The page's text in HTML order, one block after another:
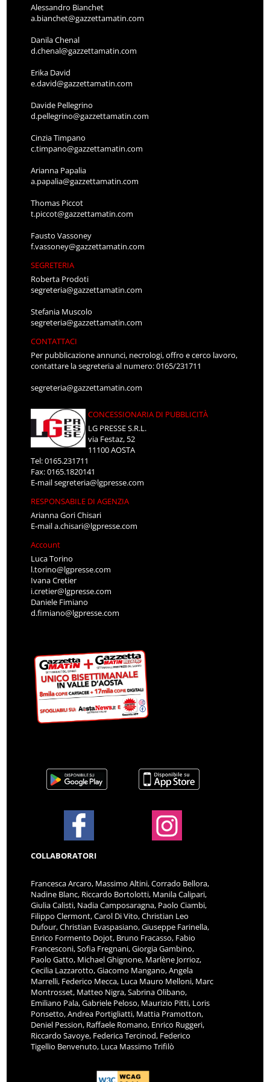
Alessandro Bianchet
a.bianchet@gazzettamatin.com
Danila Chenal
d.chenal@gazzettamatin.com
Erika David
e.david@gazzettamatin.com
Davide Pellegrino
d.pellegrino@gazzettamatin.com
Cinzia Timpano
c.timpano@gazzettamatin.com
Arianna Papalia
a.papalia@gazzettamatin.com
Thomas Piccot
t.piccot@gazzettamatin.com
Fausto Vassoney
f.vassoney@gazzettamatin.com
SEGRETERIA
Roberta Prodoti
segreteria@gazzettamatin.com
Stefania Muscolo
segreteria@gazzettamatin.com
CONTATTACI
Per pubblicazione annunci, necrologi, offro e cerco lavoro,
contattare la segreteria al numero: 0165/231711
segreteria@gazzettamatin.com
CONCESSIONARIA DI PUBBLICITÀ
LG PRESSE S.R.L.
via Festaz, 52
11100 AOSTA
Tel: 0165.231711
Fax: 0165.1820141
E-mailsegreteria@lgpresse.com
RESPONSABILE DI AGENZIA
Arianna Gori Chisari
E-maila.chisari@lgpresse.com
Account
Luca Torino
l.torino@lgpresse.com
Ivana Cretier
i.cretier@lgpresse.com
Daniele Fimiano
d.fimiano@lgpresse.com
COLLABORATORI
Francesca Arcaro, Massimo Altini, Corrado Bellora,
Nadine Blanc, Riccardo Bortolotti, Manila Calipari,
Giulia Calisti, Nadia Camposaragna, Paolo Ciambi,
Filippo Clermont, Carol Di Vito, Christian Leo
Dufour, Christian Evaspasiano, Giuseppe Farinella,
Enrico Formento Dojot, Bruno Fracasso, Fabio
Francesconi, Sofia Fregnani, Giorgia Gambino,
Paolo Gatto, Michael Ghignone, Marlène Jorrioz,
Cecilia Lazzarotto, Giacomo Mangano, Angela
Marrelli, Federico Mecca, Luca Mauro Melloni, Marc
Montrosset, Matteo Nigra, Sabrina Olibano,
Emiliano Pala, Gabriele Peloso, Maurizio Pitti, Loris
Ponsetto, Andrea Portigliatti, Mattia Pramotton,
Deniel Pession, Raffaele Romano, Enrico Ruggeri,
Riccardo Savoye, Federica Tercinod, Federico
Tigellio Benvenuto, Luca Massimo Trifilò